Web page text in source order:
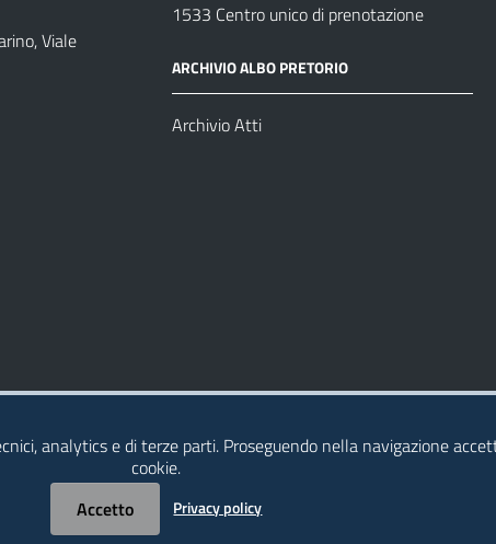
Viale
1533 Centro unico di prenotazione
ARCHIVIO ALBO PRETORIO
Archivio Atti
analytics e di terze parti. Proseguendo nella navigazione
cookie.
Accetto
Privacy policy